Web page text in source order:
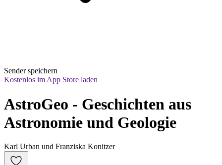
Sender speichern
Kostenlos im App Store laden
AstroGeo - Geschichten aus
Astronomie und Geologie
Karl Urban und Franziska Konitzer